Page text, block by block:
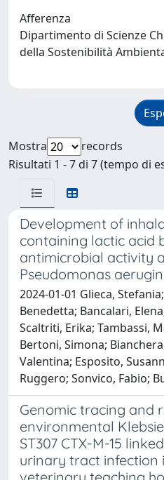
Afferenza
Dipartimento di Scienze
della Sostenibilità
Mostra
records
Risultati 1 - 7 di 7 (tempo di
Development of
containing lactic acid
antimicrobial activity
Pseudomonas
2024-01-01 Glieca,
Benedetta; Bancalari,
Scaltriti, Erika; Tambassi,
Bertoni, Simona;
Valentina; Esposito,
Ruggero; Sonvico, Fabio;
Genomic tracing and
environmental
ST307 CTX-M-15
urinary tract infection